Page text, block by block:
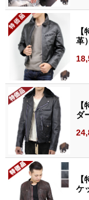
革
ダ
ケ